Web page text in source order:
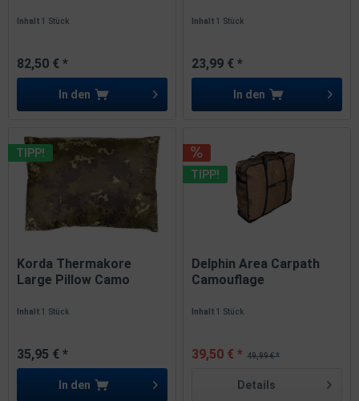
Inhalt1 Stück
82,50 € *
In den
Inhalt1 Stück
23,99 € *
In den
TIPP!
Korda Thermakore
Large Pillow Camo
Inhalt1 Stück
35,95 € *
In den
TIPP!
Delphin Area Carpath
Camouflage
Inhalt1 Stück
49,99 € *
39,50 € *
Details